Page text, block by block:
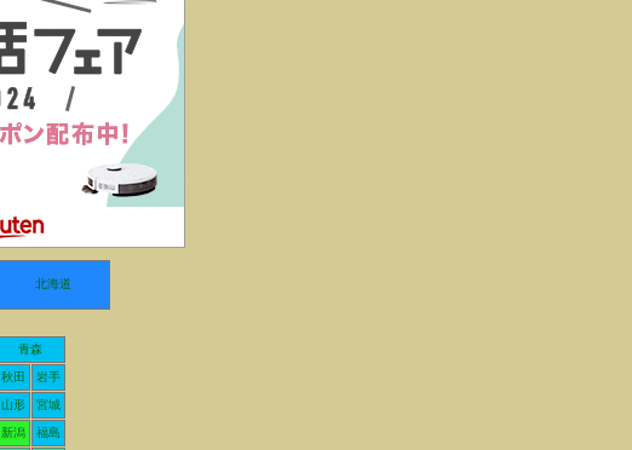
北海道
青森
秋田 岩手
山形 宮城
新潟 福島